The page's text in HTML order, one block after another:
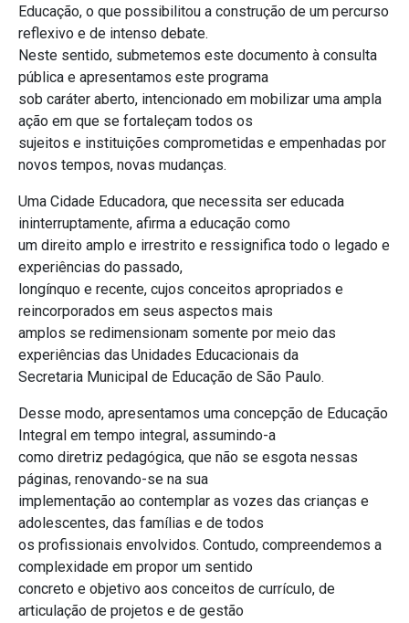
Educação, o que possibilitou a construção de um percurso
reflexivo e de intenso debate.
Neste sentido, submetemos este documento à consulta
pública e apresentamos este programa
sob caráter aberto, intencionado em mobilizar uma ampla
ação em que se fortaleçam todos os
sujeitos e instituições comprometidas e empenhadas por
novos tempos, novas mudanças.
Uma Cidade Educadora, que necessita ser educada
ininterruptamente, afirma a educação como
um direito amplo e irrestrito e ressignifica todo o legado e
experiências do passado,
longínquo e recente, cujos conceitos apropriados e
reincorporados em seus aspectos mais
amplos se redimensionam somente por meio das
experiências das Unidades Educacionais da
Secretaria Municipal de Educação de São Paulo.
Desse modo, apresentamos uma concepção de Educação
Integral em tempo integral, assumindo-a
como diretriz pedagógica, que não se esgota nessas
páginas, renovando-se na sua
implementação ao contemplar as vozes das crianças e
adolescentes, das famílias e de todos
os profissionais envolvidos. Contudo, compreendemos a
complexidade em propor um sentido
concreto e objetivo aos conceitos de currículo, de
articulação de projetos e de gestão